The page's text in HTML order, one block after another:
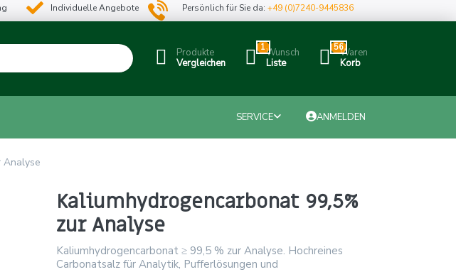
Individuelle Angebote Persönlich für Sie da:+49 (0)7240-9445836
Produkte
Vergleichen
1Wunsch
Liste
56Waren
Korb
SERVICE ANMELDEN
Analyse
Kaliumhydrogencarbonat 99,5%
zur Analyse
Kaliumhydrogencarbonat ≥ 99,5 % zur Analyse. Hochreines
Carbonatsalz für Analytik, Pufferlösungen und